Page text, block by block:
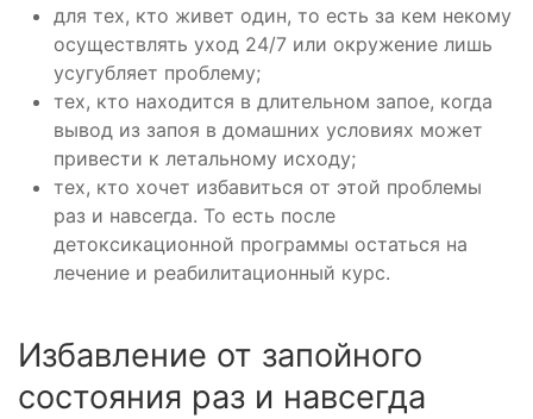
для тех, кто живет один, то есть за кем некому
осуществлять уход 24/7 или окружение лишь
усугубляет проблему;
тех, кто находится в длительном запое, когда
вывод из запоя в домашних условиях может
привести к летальному исходу;
тех, кто хочет избавиться от этой проблемы
раз и навсегда. То есть после
детоксикационной программы остаться на
лечение и реабилитационный курс.
Избавление от запойного
состояния раз и навсегда